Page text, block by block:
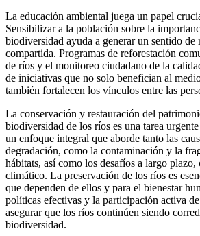
La educación ambiental juega un papel
Sensibilizar a la población sobre la
biodiversidad ayuda a generar un sentido de
compartida. Programas de reforestación
de ríos y el monitoreo ciudadano de la
de iniciativas que no solo benefician al
también fortalecen los vínculos entre las
La conservación y restauración del
biodiversidad de los ríos es una tarea
un enfoque integral que aborde tanto las
degradación, como la contaminación y la
hábitats, así como los desafíos a largo
climático. La preservación de los ríos es
que dependen de ellos y para el bienestar
políticas efectivas y la participación activa
asegurar que los ríos continúen siendo
biodiversidad.